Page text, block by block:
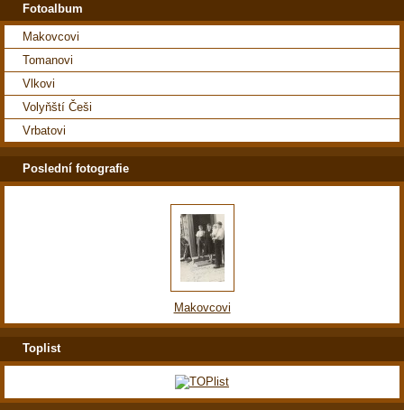
Fotoalbum
Makovcovi
Tomanovi
Vlkovi
Volyňští Češi
Vrbatovi
Poslední fotografie
Makovcovi
Toplist